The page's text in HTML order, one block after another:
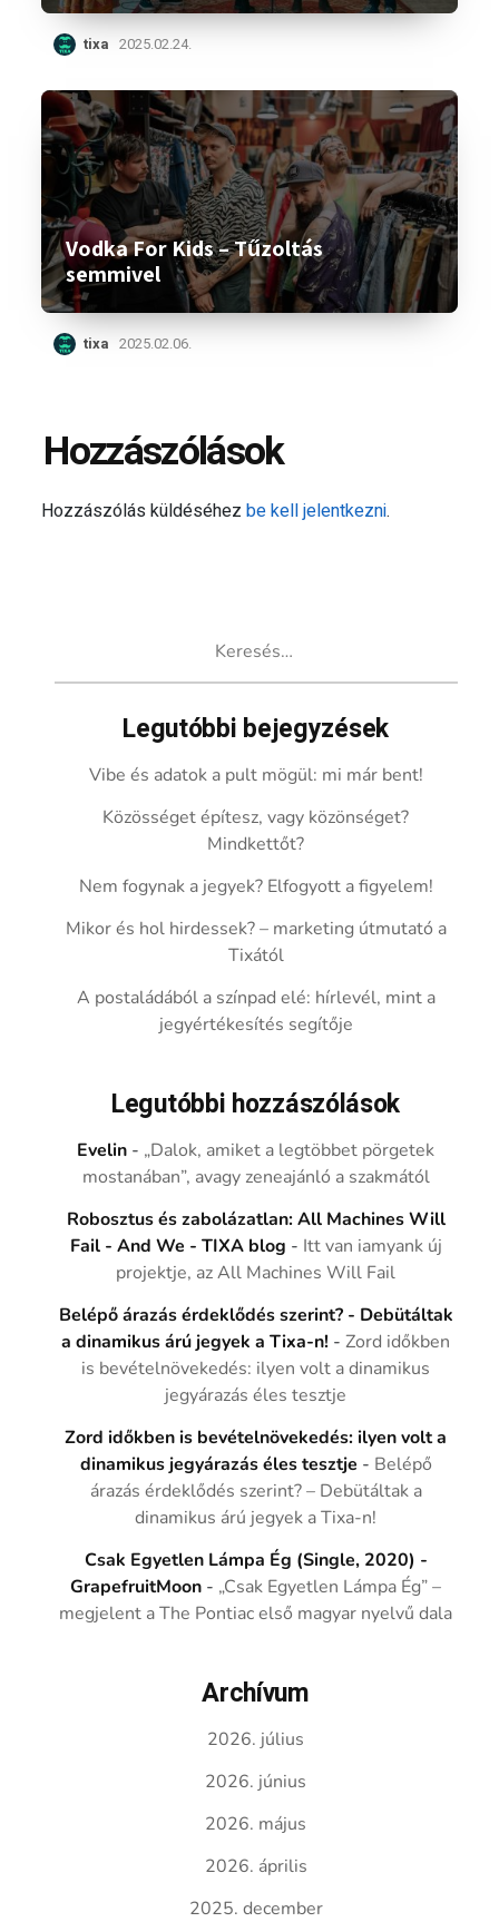
tixa 2025.02.24.
Vodka For Kids – Tűzoltás
semmivel
tixa 2025.02.06.
Hozzászólások
Hozzászólás küldéséhezbe kell jelentkezni.
Legutóbbi bejegyzések
Vibe és adatok a pult mögül: mi már bent!
Közösséget építesz, vagy közönséget?
Mindkettőt?
Nem fogynak a jegyek? Elfogyott a figyelem!
Mikor és hol hirdessek? – marketing útmutató a
Tixától
A postaládából a színpad elé: hírlevél, mint a
jegyértékesítés segítője
Legutóbbi hozzászólások
Evelin - „Dalok, amiket a legtöbbet pörgetek
mostanában”, avagy zeneajánló a szakmától
Robosztus és zabolázatlan: All Machines Will
Fail - And We - TIXA blog - Itt van iamyank új
projektje, az All Machines Will Fail
Belépő árazás érdeklődés szerint? - Debütáltak
a dinamikus árú jegyek a Tixa-n! -Zord időkben
is bevételnövekedés: ilyen volt a dinamikus
jegyárazás éles tesztje
Zord időkben is bevételnövekedés: ilyen volt a
dinamikus jegyárazás éles tesztje - Belépő
árazás érdeklődés szerint? – Debütáltak a
dinamikus árú jegyek a Tixa-n!
Csak Egyetlen Lámpa Ég (Single, 2020) -
GrapefruitMoon - „Csak Egyetlen Lámpa Ég” –
megjelent a The Pontiac első magyar nyelvű dala
Archívum
2026. július
2026. június
2026. május
2026. április
2025. december